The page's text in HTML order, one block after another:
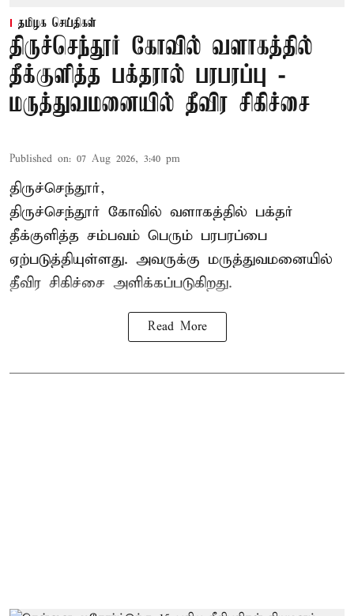
தமிழக செய்திகள்
திருச்செந்தூர் கோவில் வளாகத்தில்
தீக்குளித்த பக்தரால் பரபரப்பு -
மருத்துவமனையில் தீவிர சிகிச்சை
Published on: 07 Aug 2026, 3:40 pm
திருச்செந்தூர்,
திருச்செந்தூர் கோவில் வளாகத்தில் பக்தர்
தீக்குளித்த சம்பவம் பெரும் பரபரப்பை
ஏற்படுத்தியுள்ளது. அவருக்கு மருத்துவமனையில்
தீவிர சிகிச்சை அளிக்கப்படுகிறது.
Read More